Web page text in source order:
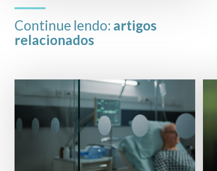
Continue lendo: artigos
relacionados